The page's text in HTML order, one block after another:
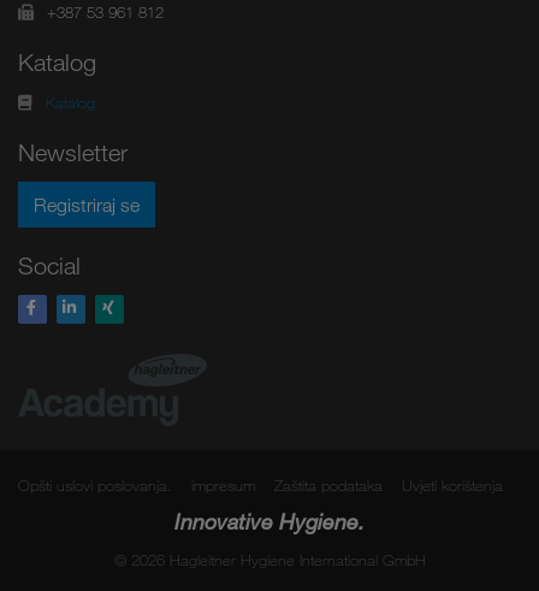
+387 53 961 812
Katalog
Katalog
Newsletter
Registriraj se
Social
Opšti uslovi poslovanja. impresum Zaštita podataka Uvjeti korištenja
Innovative Hygiene.
© 2026 Hagleitner Hygiene International GmbH